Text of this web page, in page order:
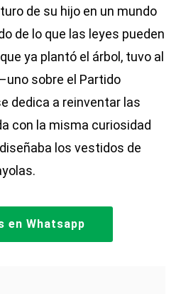
de su hijo en un mundo
de lo que las leyes pueden
ya plantó el árbol, tuvo al
sobre el Partido
dedica a reinventar las
con la misma curiosidad
los vestidos de
en Whatsapp